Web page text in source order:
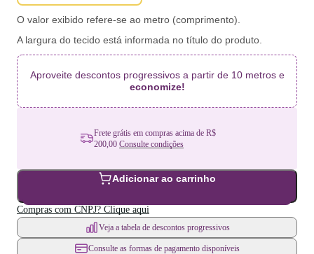
O valor exibido refere-se ao metro (comprimento).
A largura do tecido está informada no título do produto.
Aproveite descontos progressivos a partir de 10 metros e
economize!
Frete grátis em compras acima de R$
200,00 Consulte condições
Adicionar ao carrinho
Compras com CNPJ? Clique aqui
Veja a tabela de descontos progressivos
Consulte as formas de pagamento disponíveis